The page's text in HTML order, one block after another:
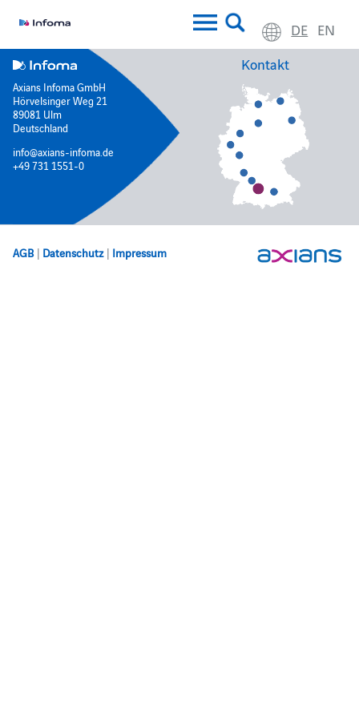
DE EN
Axians Infoma GmbH
Hörvelsinger Weg 21
89081 Ulm
Deutschland
info@axians-infoma.de
+49 731 1551-0
Kontakt
AGB | Datenschutz | Impressum